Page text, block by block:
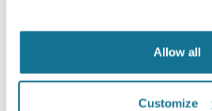
Allow all
Customize